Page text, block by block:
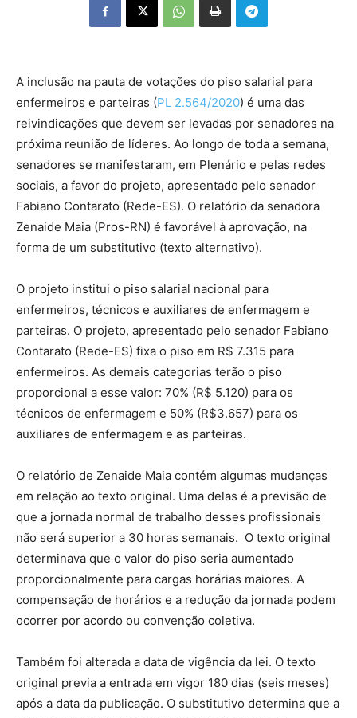
A inclusão na pauta de votações do piso salarial para
enfermeiros e parteiras (PL 2.564/2020) é uma das
reivindicações que devem ser levadas por senadores na
próxima reunião de líderes. Ao longo de toda a semana,
senadores se manifestaram, em Plenário e pelas redes
sociais, a favor do projeto, apresentado pelo senador
Fabiano Contarato (Rede-ES). O relatório da senadora
Zenaide Maia (Pros-RN) é favorável à aprovação, na
forma de um substitutivo (texto alternativo).
O projeto institui o piso salarial nacional para
enfermeiros, técnicos e auxiliares de enfermagem e
parteiras. O projeto, apresentado pelo senador Fabiano
Contarato (Rede-ES) fixa o piso em R$ 7.315 para
enfermeiros. As demais categorias terão o piso
proporcional a esse valor: 70% (R$ 5.120) para os
técnicos de enfermagem e 50% (R$3.657) para os
auxiliares de enfermagem e as parteiras.
O relatório de Zenaide Maia contém algumas mudanças
em relação ao texto original. Uma delas é a previsão de
que a jornada normal de trabalho desses profissionais
não será superior a 30 horas semanais. O texto original
determinava que o valor do piso seria aumentado
proporcionalmente para cargas horárias maiores. A
compensação de horários e a redução da jornada podem
ocorrer por acordo ou convenção coletiva.
Também foi alterada a data de vigência da lei. O texto
original previa a entrada em vigor 180 dias (seis meses)
após a data da publicação. O substitutivo determina que a